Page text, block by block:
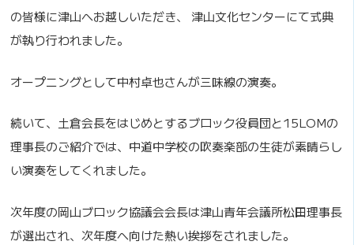
の皆様に津山へお越しいただき、 津山文化センターにて式典
が執り行われました。
オープニングとして中村卓也さんが三味線の演奏。
続いて、土倉会長をはじめとするブロック役員団と15LOMの
理事長のご紹介では、中道中学校の吹奏楽部の生徒が素晴らし
い演奏をしてくれました。
次年度の岡山ブロック協議会会長は津山青年会議所松田理事長
が選出され、次年度へ向けた熱い挨拶をされました。